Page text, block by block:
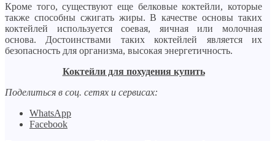
Кроме того, существуют еще белковые коктейли, которые
также способны сжигать жиры. В качестве основы таких
коктейлей используется соевая, яичная или молочная
основа. Достоинствами таких коктейлей является их
безопасность для организма, высокая энергетичность.
Коктейли для похудения купить
Поделиться в соц. сетях и сервисах:
WhatsApp
Facebook